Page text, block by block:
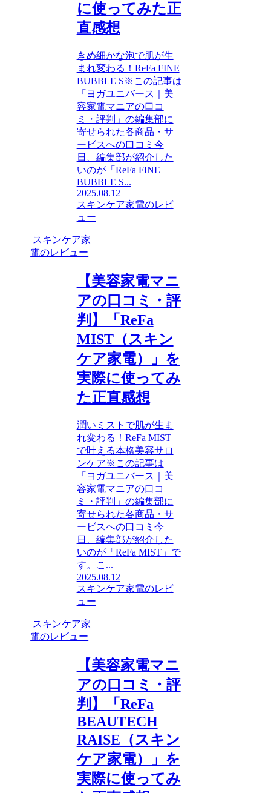
に使ってみた正
直感想
きめ細かな泡で肌が生
まれ変わる！ReFa FINE
BUBBLE S※この記事は
「ヨガユニバース｜美
容家電マニアの口コ
ミ・評判」の編集部に
寄せられた各商品・サ
ービスへの口コミ今
日、編集部が紹介した
いのが「ReFa FINE
BUBBLE S...
2025.08.12
スキンケア家電のレビ
ュー
スキンケア家
電のレビュー
【美容家電マニ
アの口コミ・評
判】「ReFa
MIST（スキン
ケア家電）」を
実際に使ってみ
た正直感想
潤いミストで肌が生ま
れ変わる！ReFa MIST
で叶える本格美容サロ
ンケア※この記事は
「ヨガユニバース｜美
容家電マニアの口コ
ミ・評判」の編集部に
寄せられた各商品・サ
ービスへの口コミ今
日、編集部が紹介した
いのが「ReFa MIST」で
す。こ...
2025.08.12
スキンケア家電のレビ
ュー
スキンケア家
電のレビュー
【美容家電マニ
アの口コミ・評
判】「ReFa
BEAUTECH
RAISE（スキン
ケア家電）」を
実際に使ってみ